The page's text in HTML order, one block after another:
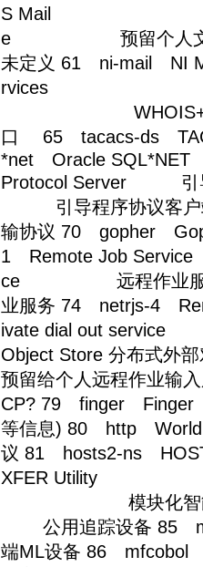
S Mail 施乐网络
e 预留个
未定义 61 ni-
rvices 异步
WHOIS+ 64
口 65 tacacs-ds
*net Oracle
Protocol Server 引导
引导程序协议客
输协议 70
1 Remote Job
ce 远程作业服
业服务 74 netrjs-4
ivate dial out service
Object Store 分布
预留给个人远
CP? 79 finger
等信息) 80 http
议 81 hosts2-ns
XFER Utility 传
模块化智能终
公用追踪设备
端ML设备 86